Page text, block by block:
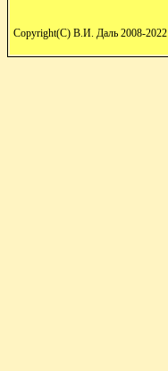
Copyright(C) В.И. Даль 2008-2022